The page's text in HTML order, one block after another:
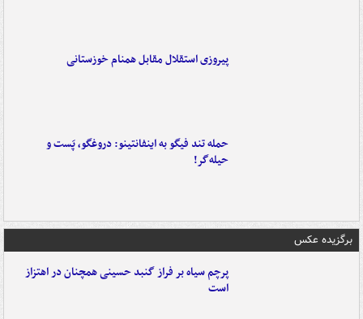
پیروزی استقلال مقابل همنام خوزستانی
حمله تند فیگو به اینفانتینو: دروغگو، پَست‌ و
حیله‌گر!
برگزیده عکس
پرچم سیاه بر فراز گنبد حسینی همچنان در اهتزاز
است